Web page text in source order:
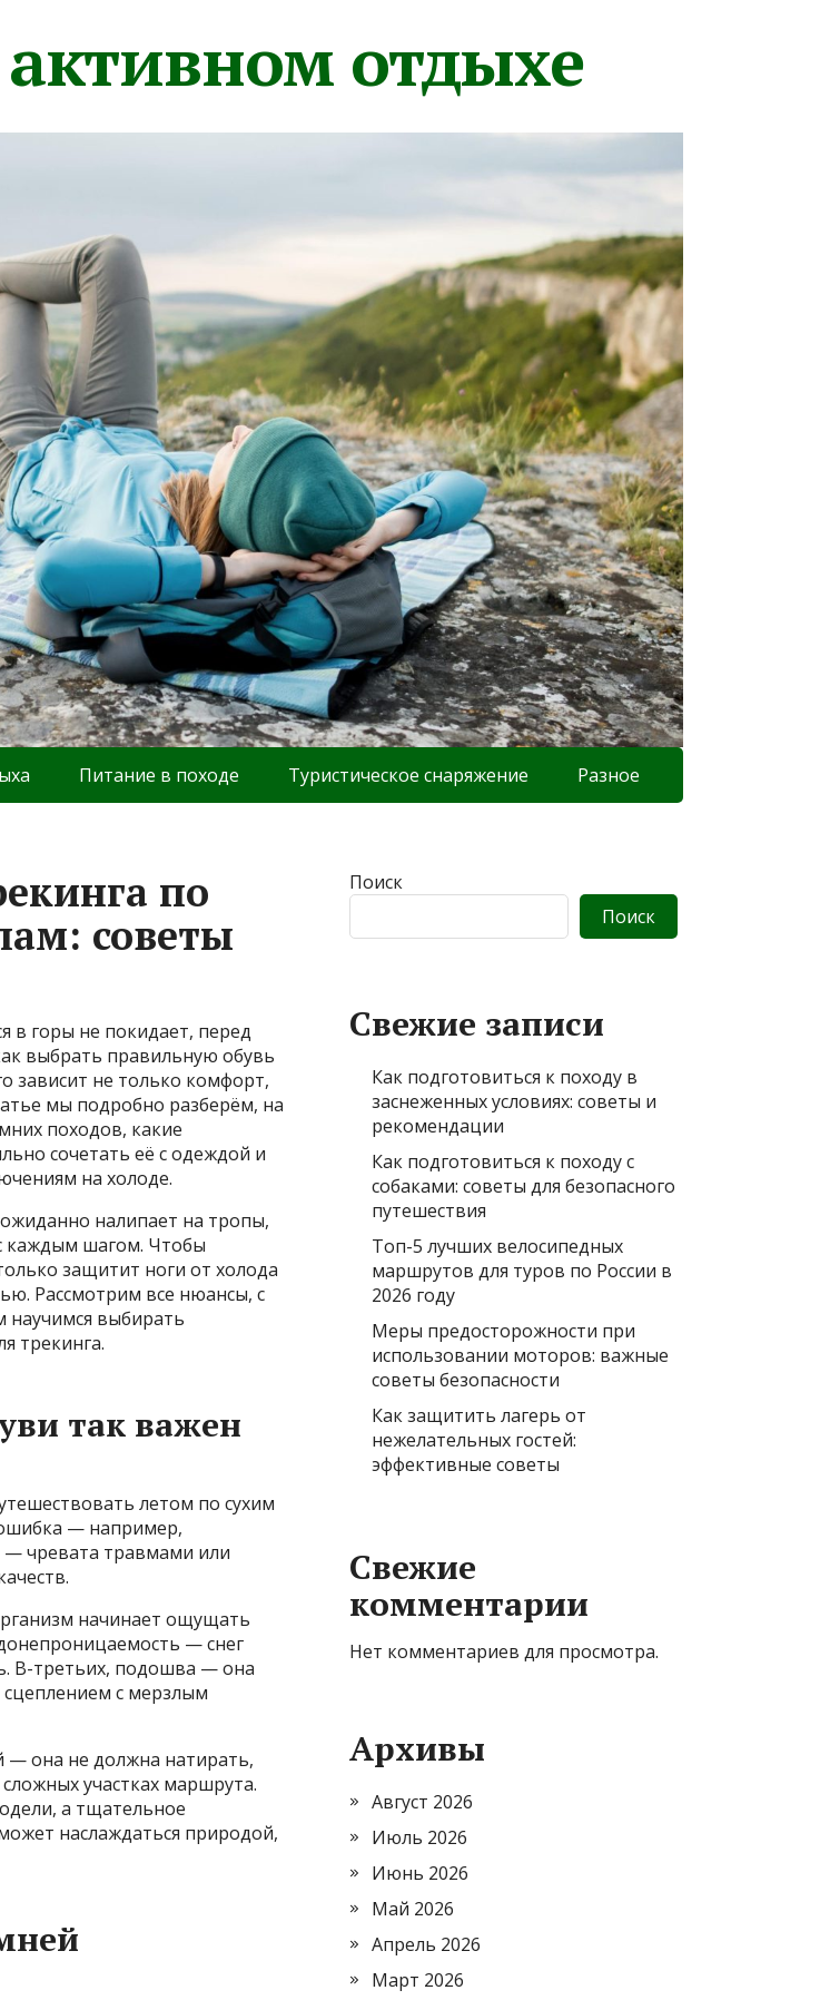
отдыхе
Питание в походе Туристическое снаряжение Разное
по
советы
в горы не покидает, перед
выбрать правильную обувь
зависит не только комфорт,
мы подробно разберём, на
походов, какие
сочетать её с одеждой и
на холоде.
налипает на тропы,
каждым шагом. Чтобы
защитит ноги от холода
Рассмотрим все нюансы, с
научимся выбирать
трекинга.
так важен
летом по сухим
— например,
чревата травмами или
начинает ощущать
— снег
В-третьих, подошва — она
с мерзлым
она не должна натирать,
участках маршрута.
а тщательное
наслаждаться природой,
Поиск
Поиск
Свежие записи
Как подготовиться к походу в
заснеженных условиях: советы и
рекомендации
Как подготовиться к походу с
собаками: советы для безопасного
путешествия
Топ-5 лучших велосипедных
маршрутов для туров по России в
2026 году
Меры предосторожности при
использовании моторов: важные
советы безопасности
Как защитить лагерь от
нежелательных гостей:
эффективные советы
Свежие
комментарии
Нет комментариев для просмотра.
Архивы
Август 2026
Июль 2026
Июнь 2026
Май 2026
Апрель 2026
Март 2026